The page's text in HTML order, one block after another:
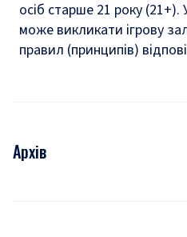
осіб старше 21 року (21+).
може викликати ігрову
правил (принципів)
Архів